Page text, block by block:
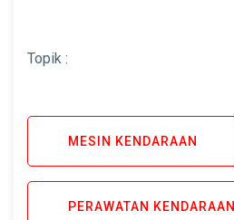
Topik :
MESIN KENDARAAN
PERAWATAN KENDARAAN